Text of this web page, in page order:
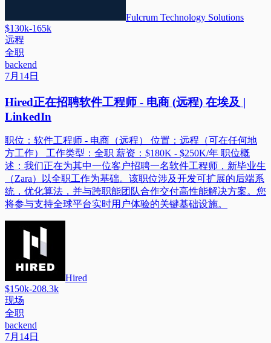
Fulcrum Technology Solutions
$130k-165k
远程
全职
backend
7月14日
Hired正在招聘软件工程师 - 电商 (远程) 在埃及 |
LinkedIn
职位：软件工程师 - 电商（远程） 位置：远程（可在任何地
方工作） 工作类型：全职 薪资：$180K - $250K/年 职位概
述：我们正在为其中一位客户招聘一名软件工程师，新毕业生
（Zara）以全职工作为基础。该职位涉及开发可扩展的后端系
统，优化算法，并与跨职能团队合作交付高性能解决方案。您
将参与支持全球平台实时用户体验的关键基础设施。
Hired
$150k-208.3k
现场
全职
backend
7月14日